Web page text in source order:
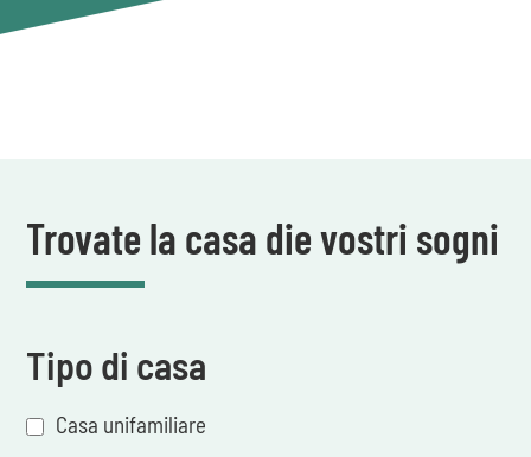
Trovate la casa die vostri sogni
Tipo di casa
Casa unifamiliare